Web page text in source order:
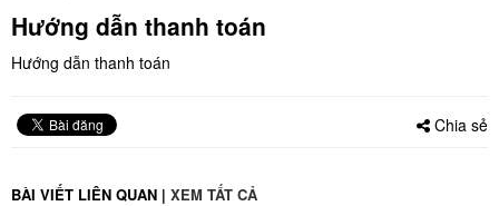
Hướng dẫn thanh toán
Hướng dẫn thanh toán
Chia sẻ
BÀI VIẾT LIÊN QUAN | XEM TẤT CẢ